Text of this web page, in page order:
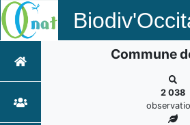
Commune
2 038